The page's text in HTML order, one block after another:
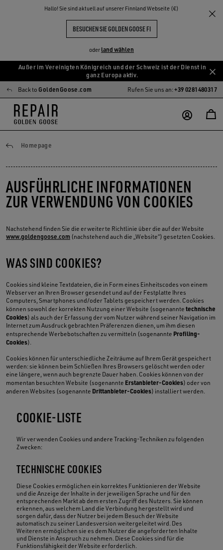
Hallo! Sie sind aktuell auf unserer Finnland Webseite (€)
BESUCHEN SIE GOLDEN GOOSE FI
oder land wählen
Hauptinhalt
springen
Footer-
Inhalt
springen
Außer im Vereinigten Königreich und der Schweiz ist der Dienst in
ganz Europa aktiv.
Back to GoldenGoose.com Rufen Sie uns an:+39 0281480317
Homepage
Cookies
AUSFÜHRLICHE INFORMATIONEN
ZUR VERWENDUNG VON COOKIES
Nachstehend finden Sie die erweiterte Richtlinie über die auf der Website
www.goldengoose.com (nachstehend auch die „Website“) gesetzten Cookies.
WAS SIND COOKIES?
Cookies sind kleine Textdateien, die in Form eines Einheitscodes von einem
Webserver an Ihren Browser gesendet und auf der Festplatte Ihres
Computers, Smartphones und/oder Tablets gespeichert werden. Cookies
können sowohl der korrekten Nutzung einer Website (sogenannte technische
Cookies) als auch der Erfassung der vom Nutzer während seiner Navigation im
Internet zum Ausdruck gebrachten Präferenzen dienen, um ihm diesen
entsprechende Werbebotschaften zu vermitteln (sogenannte Profiling-
Cookies).
Cookies können für unterschiedliche Zeiträume auf Ihrem Gerät gespeichert
werden: sie können beim Schließen Ihres Browsers gelöscht werden oder
eine längere, wenn auch begrenzte Dauer haben. Cookies können von der
momentan besuchten Website (sogenannte Erstanbieter-Cookies) oder von
anderen Websites (sogenannte Drittanbieter-Cookies) installiert werden.
COOKIE-LISTE
Wir verwenden Cookies und andere Tracking-Techniken zu folgenden
Zwecken:
TECHNISCHE COOKIES
Diese Cookies ermöglichen ein korrektes Funktionieren der Website
und die Anzeige der Inhalte in der jeweiligen Sprache und für den
entsprechenden Markt ab dem ersten Zugriff des Nutzers. Sie können
erkennen, aus welchem Land die Verbindung hergestellt wird und
sorgen dafür, dass der Nutzer bei jedem Besuch der Website
automatisch zu seiner Landesversion weitergeleitet wird. Des
Weiteren ermöglichen sie es dem Nutzer die angeforderten Inhalte
und Dienste in Anspruch zu nehmen. Diese Cookies sind für die
Funktionsfähigkeit der Website erforderlich.